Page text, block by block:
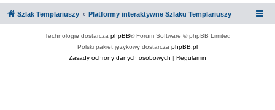
Szlak Templariuszy Platformy interaktywne Szlaku Templariuszy
Technologię dostarcza phpBB® Forum Software © phpBB Limited
Polski pakiet językowy dostarcza phpBB.pl
Zasady ochrony danych osobowych | Regulamin